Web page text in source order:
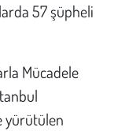
57 şüpheli
Mücadele
yürütülen